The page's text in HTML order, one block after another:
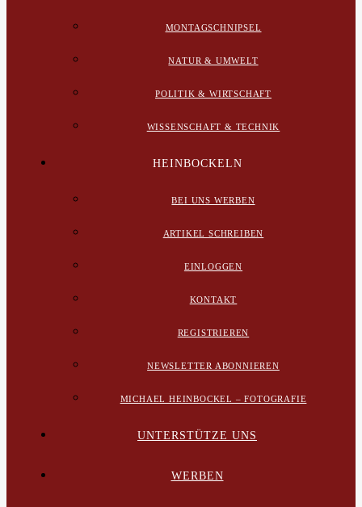
MONTAGSCHNIPSEL
NATUR & UMWELT
POLITIK & WIRTSCHAFT
WISSENSCHAFT & TECHNIK
HEINBOCKELN
BEI UNS WERBEN
ARTIKEL SCHREIBEN
EINLOGGEN
KONTAKT
REGISTRIEREN
NEWSLETTER ABONNIEREN
MICHAEL HEINBOCKEL – FOTOGRAFIE
UNTERSTÜTZE UNS
WERBEN